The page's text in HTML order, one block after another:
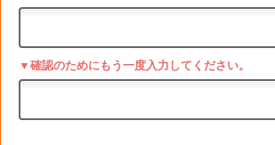
▼確認のためにもう一度入力してください。